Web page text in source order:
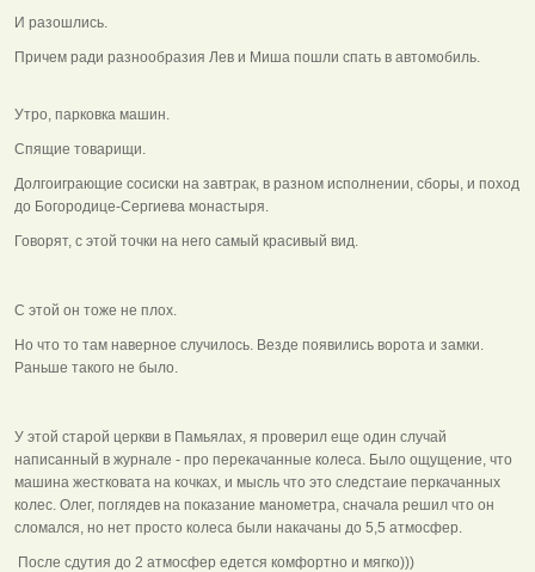
И разошлись.
Причем ради разнообразия Лев и Миша пошли спать в автомобиль.
Утро, парковка машин.
Спящие товарищи.
Долгоиграющие сосиски на завтрак, в разном исполнении, сборы, и поход
до Богородице-Сергиева монастыря.
Говорят, с этой точки на него самый красивый вид.
С этой он тоже не плох.
Но что то там наверное случилось. Везде появились ворота и замки.
Раньше такого не было.
У этой старой церкви в Памьялах, я проверил еще один случай
написанный в журнале - про перекачанные колеса. Было ощущение, что
машина жестковата на кочках, и мысль что это следстаие перкачанных
колес. Олег, поглядев на показание манометра, сначала решил что он
сломался, но нет просто колеса были накачаны до 5,5 атмосфер.
После сдутия до 2 атмосфер едется комфортно и мягко)))